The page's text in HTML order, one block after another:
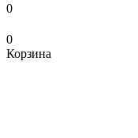
0
0
Корзина